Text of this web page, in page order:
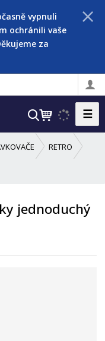
vypnuli
ochránili vaše
za
V
h
l
t
☰
RETRO
jednoduchý